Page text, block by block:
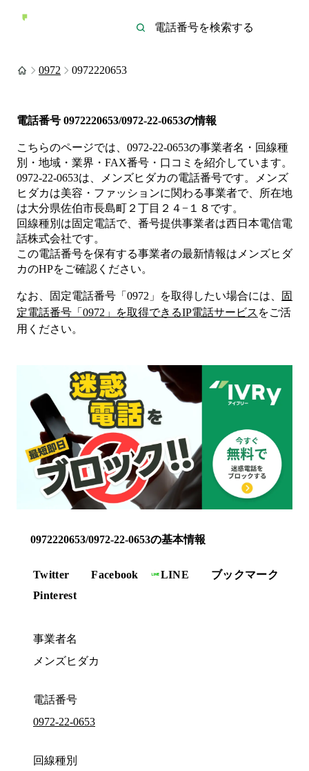
0972 0972220653
電話番号 0972220653/0972-22-0653の情報
こちらのページでは、 0972-22-0653の事業者名・回線種
別・地域・業界・FAX番号・口コミを紹介しています。
0972-22-0653は、 メンズヒダカの電話番号です。
メンズ
ヒダカは美容・ファッションに関わる事業者で、所在地
は大分県佐伯市長島町２丁目２４−１８ です。
回線種別は固定電話で、番号提供事業者は西日本電信電
話株式会社です。
この電話番号を保有する事業者の最新情報は メンズヒダ
カのHPをご確認ください。
なお、固定電話番号「 0972 」を取得したい場合には、
固
定電話番号「 0972 」を取得できるIP電話サービス をご活
用ください。
0972220653/0972-22-0653の基本情報
Twitter Facebook LINE
ブックマーク
Pinterest
事業者名
メンズヒダカ
電話番号
0972-22-0653
回線種別